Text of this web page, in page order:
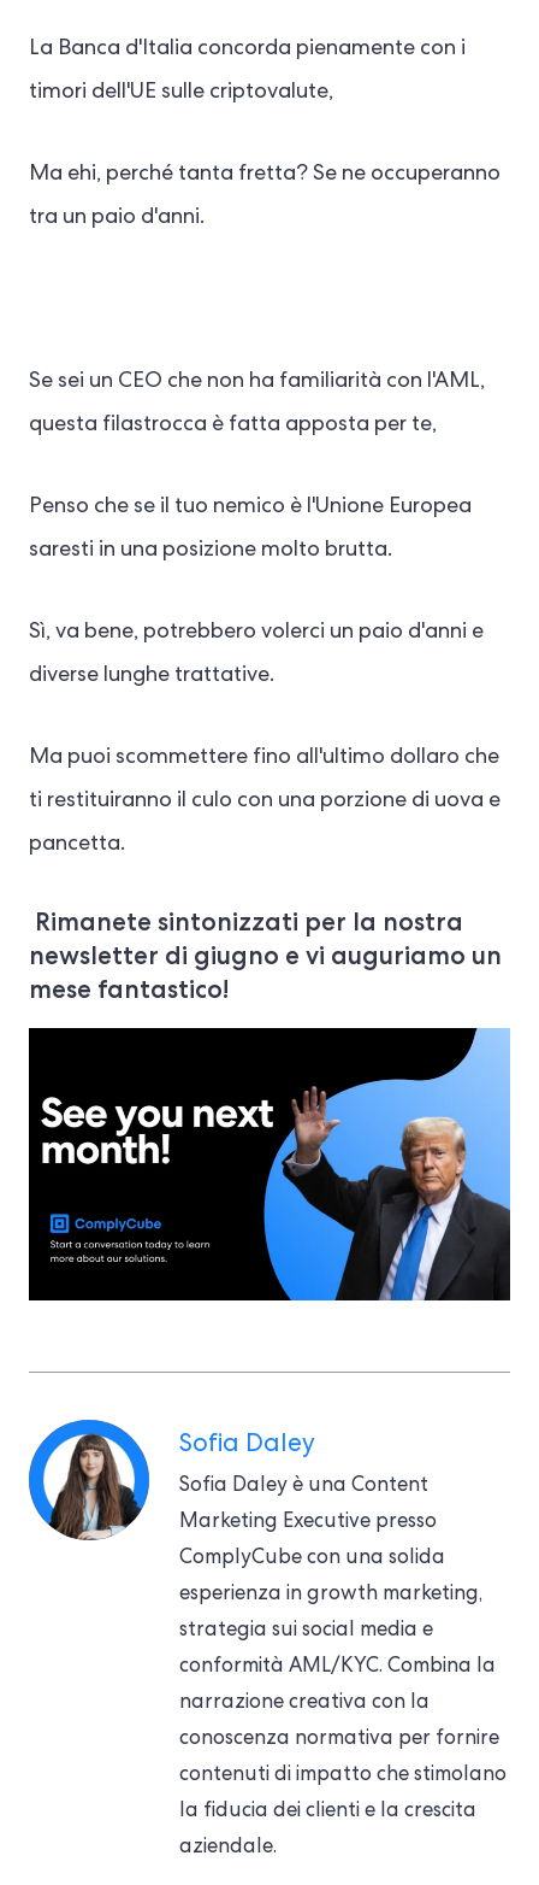
La Banca d'Italia concorda pienamente con i
timori dell'UE sulle criptovalute,
Ma ehi, perché tanta fretta? Se ne occuperanno
tra un paio d'anni.
Se sei un CEO che non ha familiarità con l'AML,
questa filastrocca è fatta apposta per te,
Penso che se il tuo nemico è l'Unione Europea
saresti in una posizione molto brutta.
Sì, va bene, potrebbero volerci un paio d'anni e
diverse lunghe trattative.
Ma puoi scommettere fino all'ultimo dollaro che
ti restituiranno il culo con una porzione di uova e
pancetta.
Rimanete sintonizzati per la nostra
newsletter di giugno e vi auguriamo un
mese fantastico!
Sofia Daley
Sofia Daley è una Content
Marketing Executive presso
ComplyCube con una solida
esperienza in growth marketing,
strategia sui social media e
conformità AML/KYC. Combina la
narrazione creativa con la
conoscenza normativa per fornire
contenuti di impatto che stimolano
la fiducia dei clienti e la crescita
aziendale.